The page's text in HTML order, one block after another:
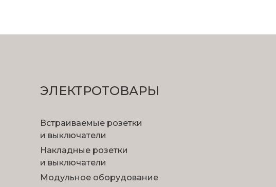
ЭЛЕКТРОТОВАРЫ
Встраиваемые розетки
и выключатели
Накладные розетки
и выключатели
Модульное оборудование